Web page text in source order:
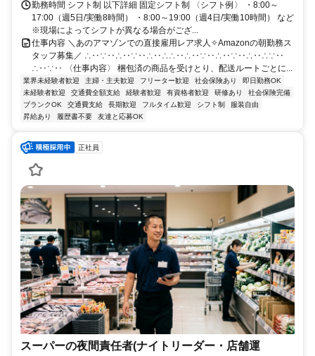
勤務時間 シフト制 以下詳細 固定シフト制 〈シフト例〉 ・8:00～
17:00（週5日/実働8時間） ・8:00～19:00（週4日/実働10時間） など
※現場によってシフトが異なる場合がござ...
仕事内容 ＼あのアマゾンでの直接雇用レア求人✧Amazonの朝勤務ス
タッフ募集／ ∴‥∵‥∴‥∵‥∴‥∴∴‥∴‥∵‥∴‥∵‥∴‥∴∵‥
∴‥∵‥ 〈仕事内容〉 梱包済の商品を受けとり、配送ルートごとに...
業界未経験者歓迎 主婦・主夫歓迎 フリーター歓迎 社会保険あり
即日勤務OK
未経験者歓迎
交通費全額支給 経験者歓迎 有資格者歓迎 研修あり
社会保険完備
ブランクOK
交通費支給 長期歓迎 フルタイム歓迎 シフト制
服装自由
昇給あり
履歴書不要 友達と応募OK
正社員
スーパーの夜間責任者(ナイトリーダー・店舗運